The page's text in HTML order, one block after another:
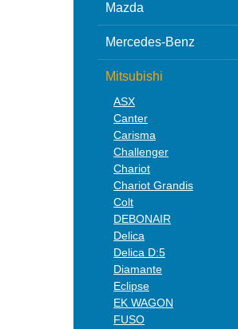
Mazda
Mercedes-Benz
Mitsubishi
ASX
Canter
Carisma
Challenger
Chariot
Chariot Grandis
Colt
DEBONAIR
Delica
Delica D:5
Diamante
Eclipse
EK WAGON
FUSO